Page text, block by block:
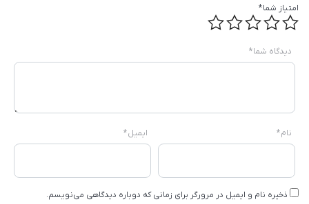
امتیاز شما*
دیدگاه شما*
نام* ایمیل*
ذخیره نام و ایمیل در مرورگر برای زمانی که دوباره دیدگاهی می‌نویسم.